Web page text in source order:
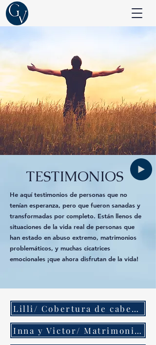
TESTIMONIOS
He aquí testimonios de personas que no
tenían esperanza, pero que fueron sanadas y
transformadas por completo. Están llenos de
situaciones de la vida real de personas que
han estado en abuso extremo, matrimonios
problemáticos, y muchas cicatrices
emocionales ¡que ahora disfrutan de la vida!
Lilli/ Cobertura de cabeza, espíritus desamorados
Inna y Victor/ Matrimonio curado, enfermedades